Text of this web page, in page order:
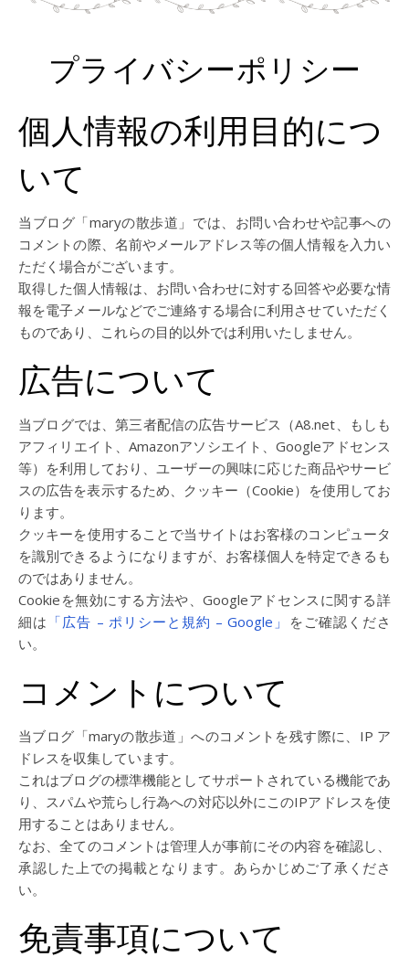
プライバシーポリシー
個人情報の利用目的につ
いて
当ブログ「maryの散歩道」では、お問い合わせや記事への
コメントの際、名前やメールアドレス等の個人情報を入力い
ただく場合がございます。
取得した個人情報は、お問い合わせに対する回答や必要な情
報を電子メールなどでご連絡する場合に利用させていただく
ものであり、これらの目的以外では利用いたしません。
広告について
当ブログでは、第三者配信の広告サービス（A8.net、もしも
アフィリエイト、Amazonアソシエイト、Googleアドセンス
等）を利用しており、ユーザーの興味に応じた商品やサービ
スの広告を表示するため、クッキー（Cookie）を使用してお
ります。
クッキーを使用することで当サイトはお客様のコンピュータ
を識別できるようになりますが、お客様個人を特定できるも
のではありません。
Cookieを無効にする方法や、Googleアドセンスに関する詳
細は 「広告 – ポリシーと規約 – Google」
をご確認くださ
い。
コメントについて
当ブログ「maryの散歩道」へのコメントを残す際に、IP ア
ドレスを収集しています。
これはブログの標準機能としてサポートされている機能であ
り、スパムや荒らし行為への対応以外にこのIPアドレスを使
用することはありません。
なお、全てのコメントは管理人が事前にその内容を確認し、
承認した上での掲載となります。あらかじめご了承くださ
い。
免責事項について